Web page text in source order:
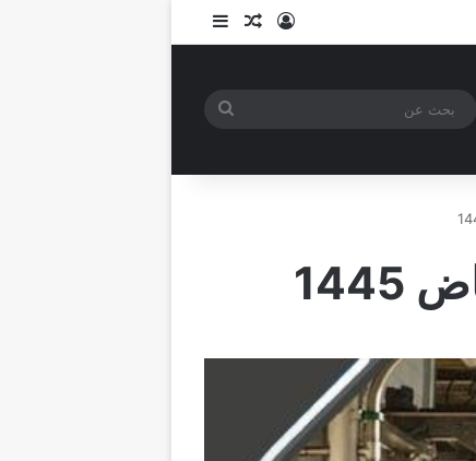
تسجيل الدخول
مقال عشوائي
إضافة عمود جانبي
بحث